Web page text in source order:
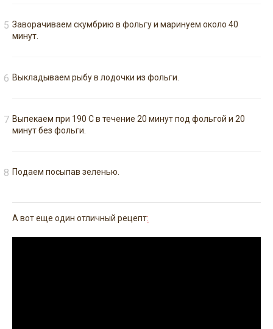
Заворачиваем скумбрию в фольгу и маринуем около 40
минут.
Выкладываем рыбу в лодочки из фольги.
Выпекаем при 190 С в течение 20 минут под фольгой и 20
минут без фольги.
Подаем посыпав зеленью.
А вот еще один отличный рецепт: